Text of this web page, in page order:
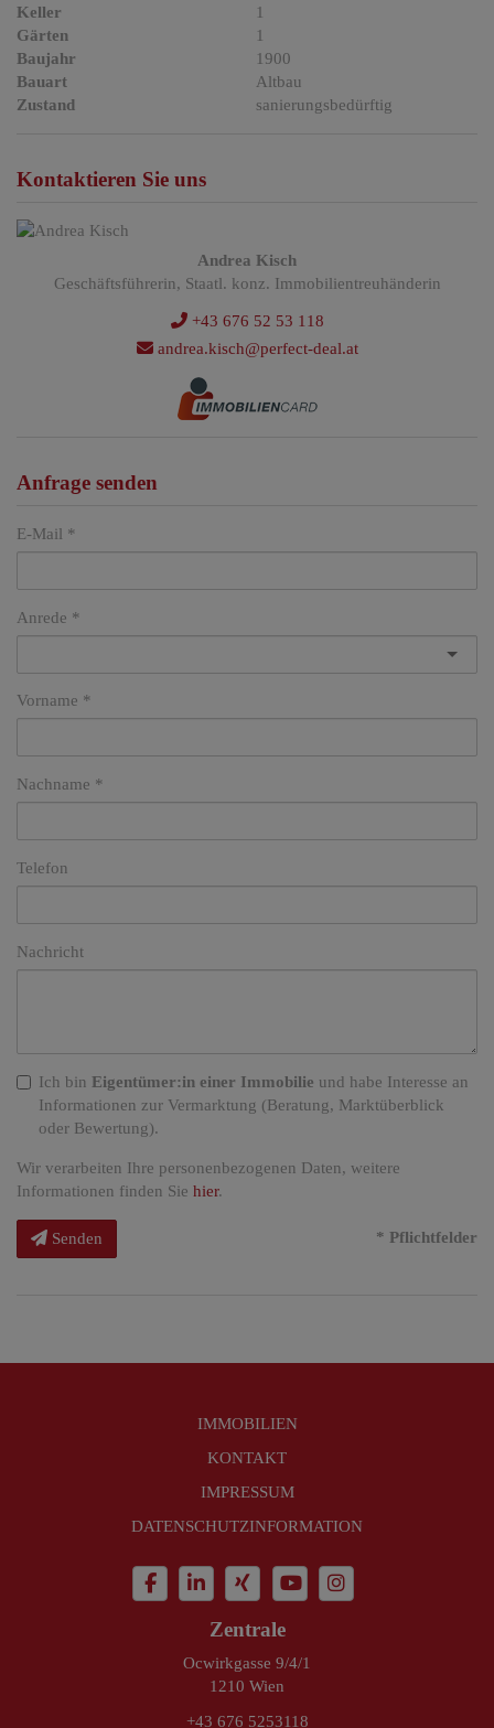
Keller
1
Gärten
1
Baujahr
1900
Bauart
Altbau
Zustand
sanierungsbedürftig
Kontaktieren Sie uns
Andrea Kisch
Geschäftsführerin, Staatl. konz. Immobilientreuhänderin
+43 676 52 53 118
andrea.kisch@perfect-deal.at
Anfrage senden
E-Mail
Anrede
Vorname
Nachname
Telefon
Nachricht
Ich bin Eigentümer:in einer Immobilie und habe Interesse an
Informationen zur Vermarktung (Beratung, Marktüberblick
oder Bewertung).
Wir verarbeiten Ihre personenbezogenen Daten, weitere
Informationen finden Sie hier.
Senden * Pflichtfelder
IMMOBILIEN
KONTAKT
IMPRESSUM
DATENSCHUTZINFORMATION
Zentrale
Ocwirkgasse 9/4/1
1210 Wien
+43 676 5253118